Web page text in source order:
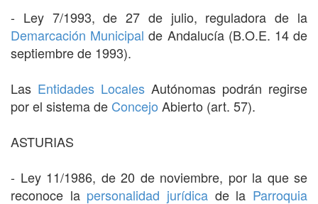
- Ley 7/1993, de 27 de julio, reguladora de la
Demarcación Municipal de Andalucía (B.O.E. 14 de
septiembre de 1993).
Las Entidades Locales Autónomas podrán regirse
por el sistema de Concejo Abierto (art. 57).
ASTURIAS
- Ley 11/1986, de 20 de noviembre, por la que se
reconoce la personalidad jurídica de la Parroquia